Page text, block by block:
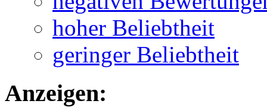
hoher Beliebtheit
geringer Beliebtheit
Anzeigen: